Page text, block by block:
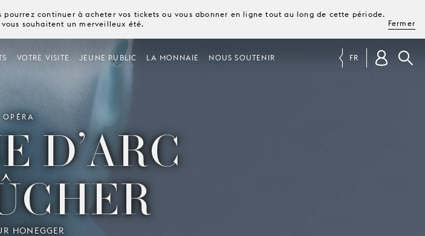
continuer à acheter vos tickets ou vous abonner en ligne tout au long de cette période.
souhaitent un merveilleux été.
Fermer
VOTRE VISITE JEUNE PUBLIC LA MONNAIE NOUS SOUTENIR FR
OPÉRA D’ARC
HONEGGER